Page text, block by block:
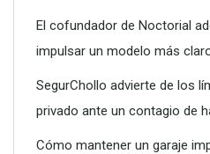
El cofundador de Noctorial
impulsar un modelo más
SegurChollo advierte de los
privado ante un contagio de
Cómo mantener un garaje